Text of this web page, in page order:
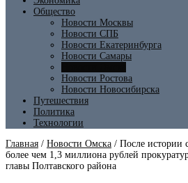
Общество
Новости Москвы
Новости СПБ
Новости Екатеринбурга
Новости Самары
Новости Ростова
Новости Новосибирска
Путешествия
Политика
Технологии
Главная / Новости Омска / После истории
более чем 1,3 миллиона рублей
главы Полтавского района